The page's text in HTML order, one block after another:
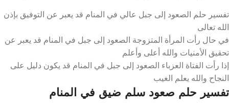
تفسير حلم الصعود إلى جبل عالي في المنام قد يعبر عن التوفيق بإذن
الله تعالى
في حال رأت المرأة المتزوجة الصعود إلى جبل في المنام قد يعبر عن
تحقيق الأمنيات والله أعلى وأعلم
إذا رأت الفتاة العزباء الصعود إلى جبل في المنام قد يكون دليل على
النجاح والله يعلم الغيب
تفسير حلم صعود سلم ضيق في المنام